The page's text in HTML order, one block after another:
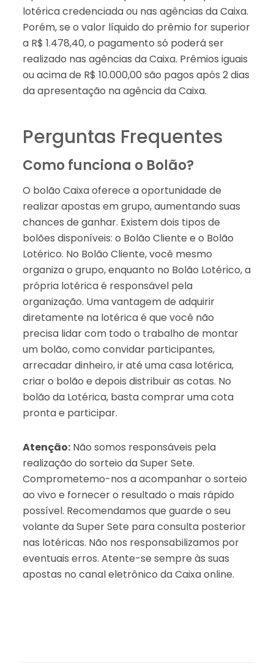
lotérica credenciada ou nas agências da Caixa.
Porém, se o valor líquido do prêmio for superior
a R$ 1.478,40, o pagamento só poderá ser
realizado nas agências da Caixa. Prêmios iguais
ou acima de R$ 10.000,00 são pagos após 2 dias
da apresentação na agência da Caixa.
Perguntas Frequentes
Como funciona o Bolão?
O bolão Caixa oferece a oportunidade de
realizar apostas em grupo, aumentando suas
chances de ganhar. Existem dois tipos de
bolões disponíveis: o Bolão Cliente e o Bolão
Lotérico. No Bolão Cliente, você mesmo
organiza o grupo, enquanto no Bolão Lotérico, a
própria lotérica é responsável pela
organização. Uma vantagem de adquirir
diretamente na lotérica é que você não
precisa lidar com todo o trabalho de montar
um bolão, como convidar participantes,
arrecadar dinheiro, ir até uma casa lotérica,
criar o bolão e depois distribuir as cotas. No
bolão da Lotérica, basta comprar uma cota
pronta e participar.
Atenção:Não somos responsáveis pela
realização do sorteio da Super Sete.
Comprometemo-nos a acompanhar o sorteio
ao vivo e fornecer o resultado o mais rápido
possível. Recomendamos que guarde o seu
volante da Super Sete para consulta posterior
nas lotéricas. Não nos responsabilizamos por
eventuais erros. Atente-se sempre às suas
apostas no canal eletrônico da Caixa online.